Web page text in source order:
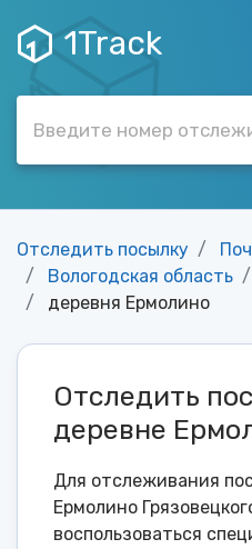
1Track
Отследить посылку
Вологодская область
деревня Ермолино
Отследить
деревне
Для отслеживания
Ермолино
воспользоваться